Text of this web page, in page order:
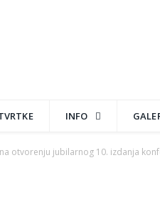
INFO
otvorenju jubilarnog 10. izdanja